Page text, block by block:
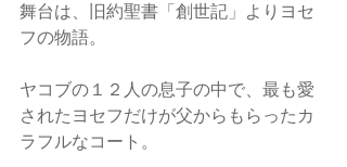
舞台は、旧約聖書「創世記」よりヨセ
フの物語。
ヤコブの１２人の息子の中で、最も愛
されたヨセフだけが父からもらったカ
ラフルなコート。